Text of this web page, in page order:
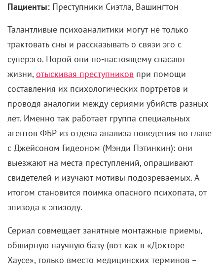
Пациенты: Преступники Сиэтла, Вашингтон
Талантливые психоаналитики могут не только
трактовать сны и рассказывать о связи эго с
суперэго. Порой они по-настоящему спасают
жизни,отыскивая преступников при помощи
составления их психологических портретов и
проводя аналогии между сериями убийств разных
лет. Именно так работает группа специальных
агентов ФБР из отдела анализа поведения во главе
с Джейсоном Гидеоном (Мэнди Пэтинкин): они
выезжают на места преступлений, опрашивают
свидетелей и изучают мотивы подозреваемых. А
итогом становится поимка опасного психопата, от
эпизода к эпизоду.
Сериал совмещает занятные монтажные приемы,
обширную научную базу (вот как в «Докторе
Хаусе», только вместо медицинских терминов –